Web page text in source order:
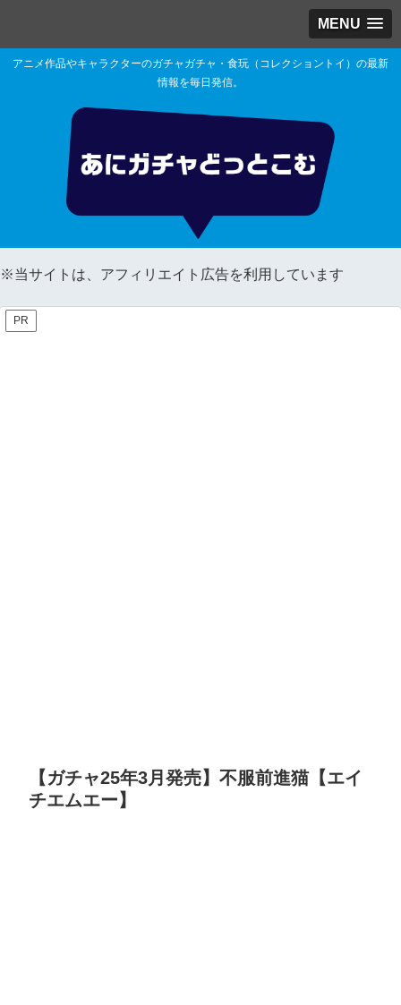
MENU
アニメ作品やキャラクターのガチャガチャ・食玩（コレクショントイ）の最新
情報を毎日発信。
※当サイトは、アフィリエイト広告を利用しています
PR
【ガチャ25年3月発売】不服前進猫【エイ
チエムエー】